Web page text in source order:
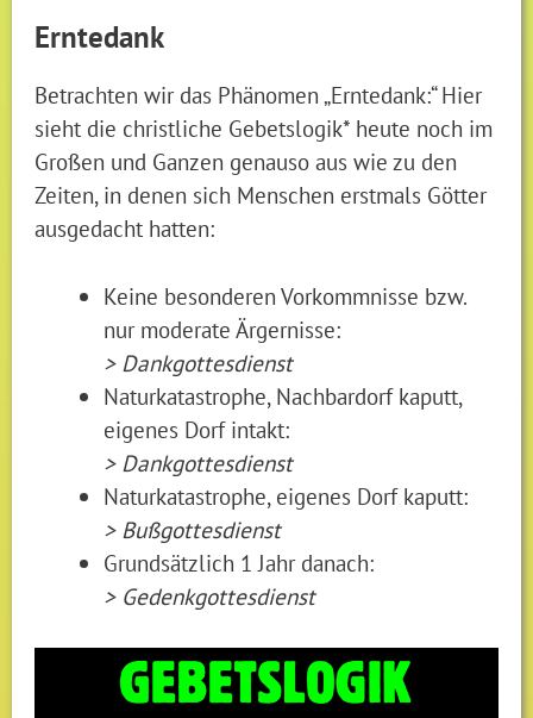
Erntedank
Betrachten wir das Phänomen „Erntedank:“ Hier
sieht die christliche Gebetslogik* heute noch im
Großen und Ganzen genauso aus wie zu den
Zeiten, in denen sich Menschen erstmals Götter
ausgedacht hatten:
Keine besonderen Vorkommnisse bzw.
nur moderate Ärgernisse:
> Dankgottesdienst
Naturkatastrophe, Nachbardorf kaputt,
eigenes Dorf intakt:
> Dankgottesdienst
Naturkatastrophe, eigenes Dorf kaputt:
> Bußgottesdienst
Grundsätzlich 1 Jahr danach:
> Gedenkgottesdienst